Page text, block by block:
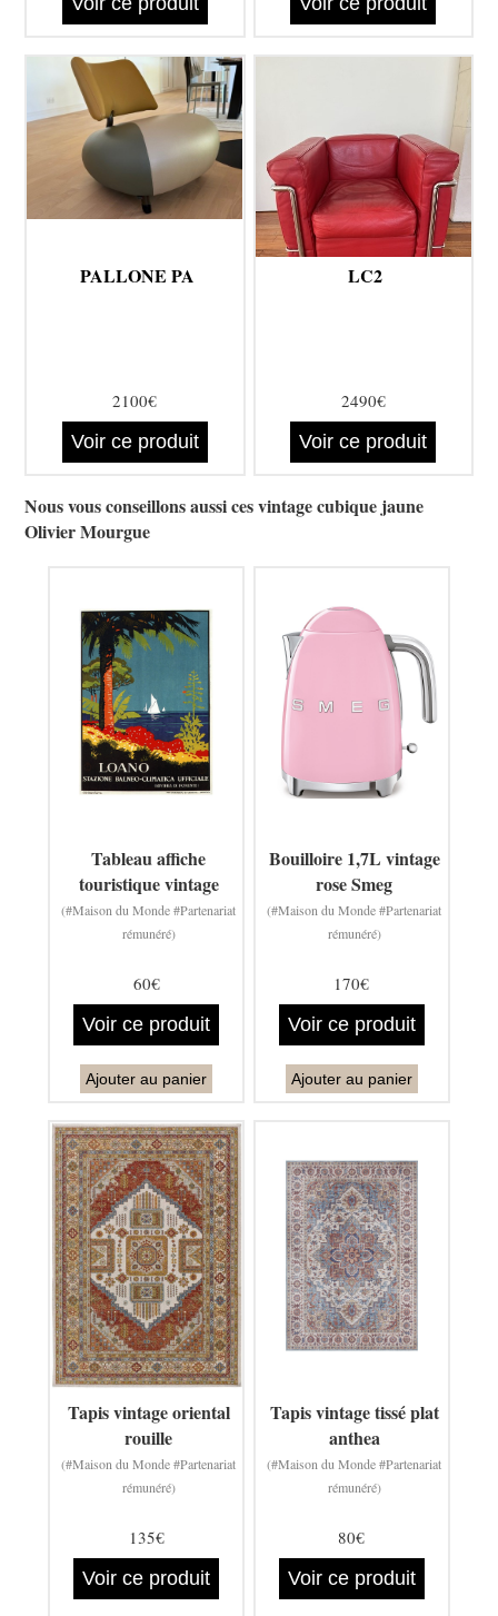
PALLONE PA
2100€
Voir ce produit
LC2
2490€
Voir ce produit
Nous vous conseillons aussi ces vintage cubique jaune
Olivier Mourgue
Tableau affiche
touristique vintage
(#Maison du Monde #Partenariat
rémunéré)
60€
Voir ce produit
Ajouter au panier
Bouilloire 1,7L vintage
rose Smeg
(#Maison du Monde #Partenariat
rémunéré)
170€
Voir ce produit
Ajouter au panier
Tapis vintage oriental
rouille
(#Maison du Monde #Partenariat
rémunéré)
135€
Voir ce produit
Tapis vintage tissé plat
anthea
(#Maison du Monde #Partenariat
rémunéré)
80€
Voir ce produit